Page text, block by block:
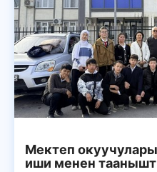
Мектеп
иши менен